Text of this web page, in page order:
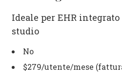
Ideale per EHR
studio
No
$279/utente/mese